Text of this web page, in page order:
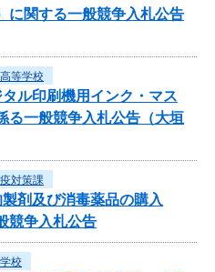
に関する一般競争入札公告
等学校
ル印刷機用インク・マス
る一般競争入札公告（大垣
対策課
剤及び消毒薬品の購入
競争入札公告
校